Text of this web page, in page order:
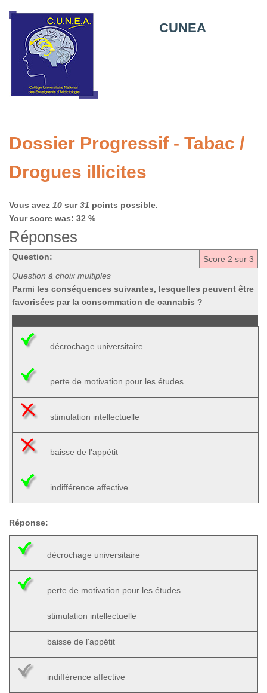
CUNEA
Dossier Progressif - Tabac /
Drogues illicites
Vous avez 10 sur31 points possible.
Your score was: 32 %
Réponses
Score 2 sur 3
Question:
Question à choix multiples
Parmi les conséquences suivantes, lesquelles peuvent être
favorisées par la consommation de cannabis ?
décrochage universitaire
perte de motivation pour les études
stimulation intellectuelle
baisse de l'appétit
indifférence affective
Réponse:
décrochage universitaire
perte de motivation pour les études
stimulation intellectuelle
baisse de l'appétit
indifférence affective